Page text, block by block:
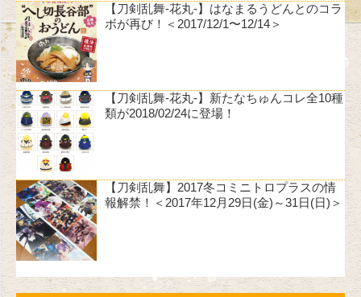
【刀剣乱舞-花丸-】はなまるうどんとのコラ
ボが再び！＜2017/12/1〜12/14＞
【刀剣乱舞-花丸-】新たなちゅんコレ全10種
類が2018/02/24に登場！
【刀剣乱舞】2017冬コミニトロプラスの情
報解禁！＜2017年12月29日(金)～31日(日)＞